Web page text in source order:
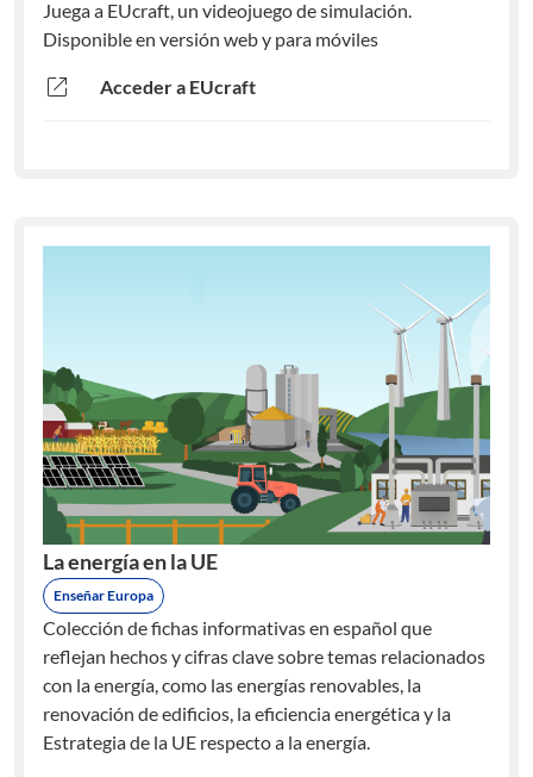
Juega a EUcraft, un videojuego de simulación.
Disponible en versión web y para móviles
open_in_new Acceder a EUcraft
La energía en la UE
Enseñar Europa
Colección de fichas informativas en español que
reflejan hechos y cifras clave sobre temas relacionados
con la energía, como las energías renovables, la
renovación de edificios, la eficiencia energética y la
Estrategia de la UE respecto a la energía.